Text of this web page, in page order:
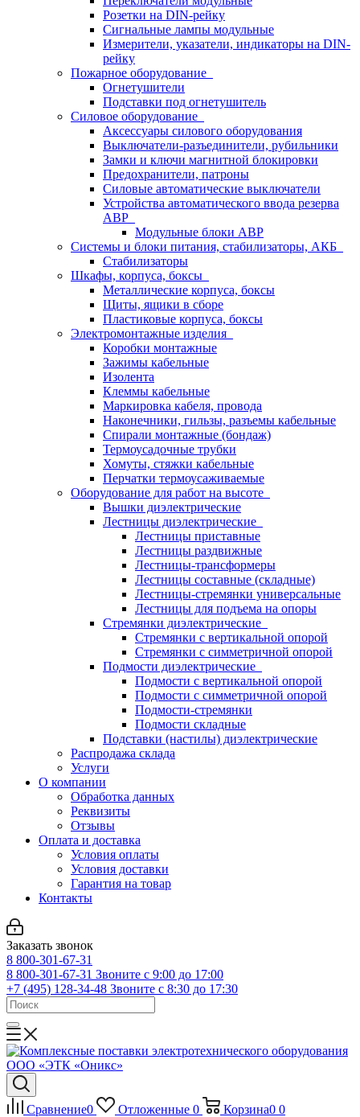
Розетки на DIN-рейку
Сигнальные лампы модульные
Измерители, указатели, индикаторы на DIN-
рейку
Пожарное оборудование
Огнетушители
Подставки под огнетушитель
Силовое оборудование
Аксессуары силового оборудования
Выключатели-разъединители, рубильники
Замки и ключи магнитной блокировки
Предохранители, патроны
Силовые автоматические выключатели
Устройства автоматического ввода резерва
АВР
Модульные блоки АВР
Системы и блоки питания, стабилизаторы, АКБ
Стабилизаторы
Шкафы, корпуса, боксы
Металлические корпуса, боксы
Щиты, ящики в сборе
Пластиковые корпуса, боксы
Электромонтажные изделия
Коробки монтажные
Зажимы кабельные
Изолента
Клеммы кабельные
Маркировка кабеля, провода
Наконечники, гильзы, разъемы кабельные
Спирали монтажные (бондаж)
Термоусадочные трубки
Хомуты, стяжки кабельные
Перчатки термоусаживаемые
Оборудование для работ на высоте
Вышки диэлектрические
Лестницы диэлектрические
Лестницы приставные
Лестницы раздвижные
Лестницы-трансформеры
Лестницы составные (складные)
Лестницы-стремянки универсальные
Лестницы для подъема на опоры
Стремянки диэлектрические
Стремянки с вертикальной опорой
Стремянки с симметричной опорой
Подмости диэлектрические
Подмости с вертикальной опорой
Подмости с симметричной опорой
Подмости-стремянки
Подмости складные
Подставки (настилы) диэлектрические
Распродажа склада
Услуги
О компании
Обработка данных
Реквизиты
Отзывы
Оплата и доставка
Условия оплаты
Условия доставки
Гарантия на товар
Контакты
Заказать звонок
8 800-301-67-31
8 800-301-67-31 Звоните с 9:00 до 17:00
+7 (495) 128-34-48 Звоните с 8:30 до 17:30
Сравнение0 Отложенные 0 Корзина0 0